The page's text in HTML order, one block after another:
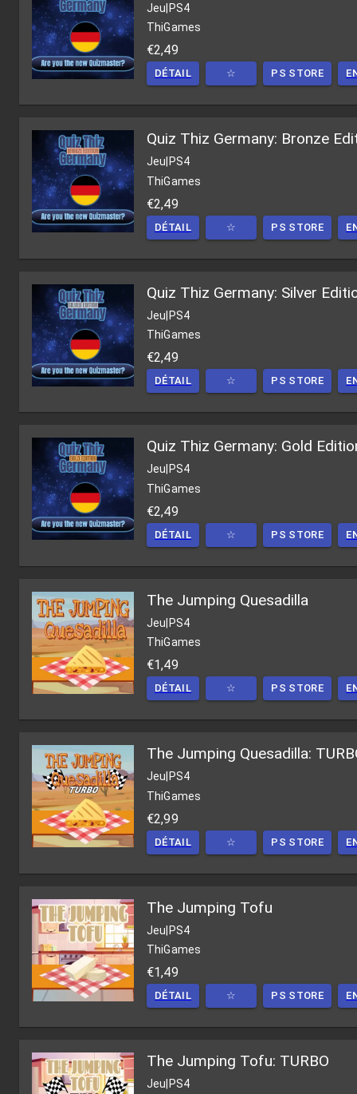
Jeu|PS4
ThiGames
€2,49
DÉTAIL ☆ PS STORE
Quiz Thiz Germany: Bronze
Jeu PS4
ThiGames
€2,49
DÉTAIL ☆ PS STORE
Quiz Thiz Germany: Silver
Jeu|PS4
ThiGames
€2,49
DÉTAIL ☆ PS STORE
Quiz Thiz Germany: Gold
Jeu PS4
ThiGames
€2,49
DÉTAIL ☆ PS STORE
The Jumping Quesadilla
Jeu|PS4
ThiGames
€1,49
DÉTAIL ☆ PS STORE
The Jumping Quesadilla:
Jeu PS4
ThiGames
€2,99
DÉTAIL ☆ PS STORE
The Jumping Tofu
Jeu|PS4
ThiGames
€1,49
DÉTAIL ☆ PS STORE
The Jumping Tofu: TURBO
Jeu PS4